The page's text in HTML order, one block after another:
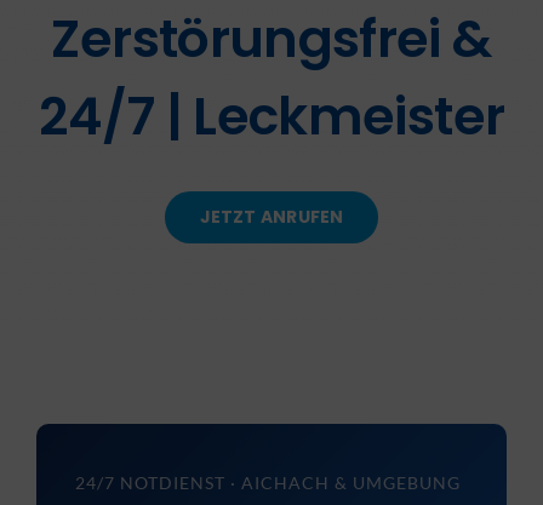
KONTAKT
Zerstörungsfrei &
24/7 | Leckmeister
JETZT ANRUFEN
24/7 NOTDIENST · AICHACH & UMGEBUNG